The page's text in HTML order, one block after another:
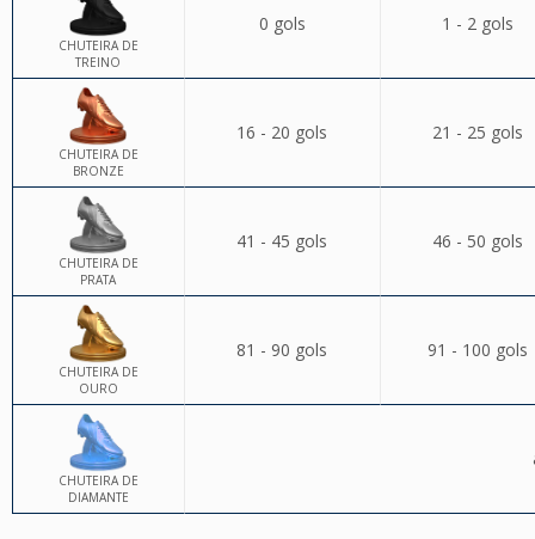
CHUTEIRA DE
TREINO
0 gols 1 - 2 gols
CHUTEIRA DE
BRONZE
16 - 20 gols 21 - 25 gols
CHUTEIRA DE
PRATA
41 - 45 gols 46 - 50 gols
CHUTEIRA DE
OURO
81 - 90 gols 91 - 100 gols
CHUTEIRA DE
DIAMANTE